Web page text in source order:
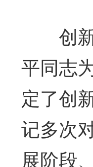
创新
平同志
定了创
记多次
展阶段